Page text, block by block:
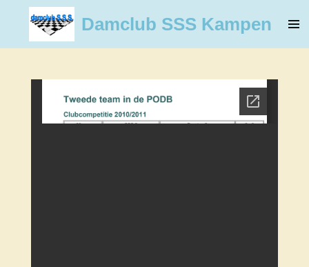
naar
hoofdinhoud
Damclub SSS Kampen